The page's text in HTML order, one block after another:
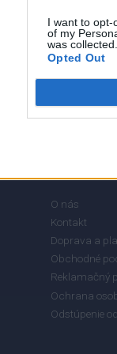
I want to opt-
of my
was collected.
Opted Out
produkt
O nás
Kontakt
Doprava a
Obchodné
Reklamačný
Ochrana
Odstúpenie